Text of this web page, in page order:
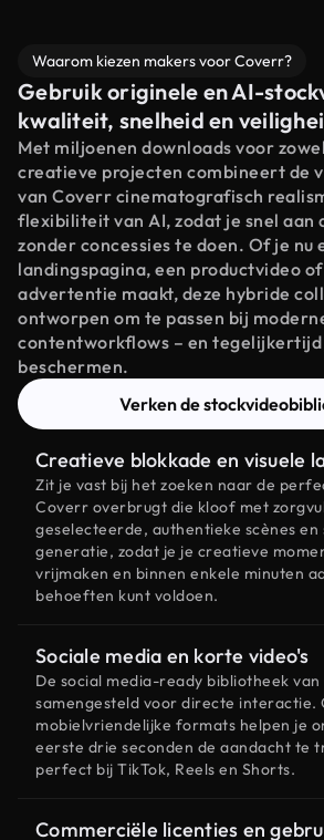
Waarom kiezen makers voor Coverr?
Gebruik originele en AI-
kwaliteit, snelheid en
Met miljoenen downloads voor
creatieve projecten combineert de
van Coverr cinematografisch
flexibiliteit van AI, zodat je snel aan
zonder concessies te doen. Of je nu
landingspagina, een productvideo
advertentie maakt, deze hybride
ontworpen om te passen bij
contentworkflows – en tegelijkertijd
beschermen.
Verken de
Creatieve blokkade en visuele
Zit je vast bij het zoeken naar de
Coverr overbrugt die kloof met
geselecteerde, authentieke scènes en
generatie, zodat je je creatieve
vrijmaken en binnen enkele minuten
behoeften kunt voldoen.
Sociale media en korte video's
De social media-ready bibliotheek
samengesteld voor directe interactie.
mobielvriendelijke formats helpen je
eerste drie seconden de aandacht te
perfect bij TikTok, Reels en Shorts.
Commerciële licenties en